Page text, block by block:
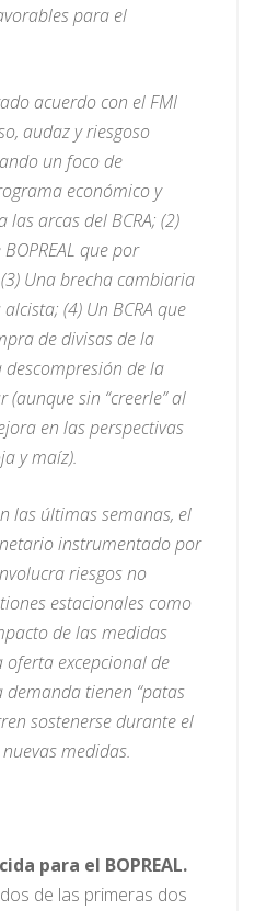
para el
acuerdo con el FMI
audaz y riesgoso
un foco de
económico y
arcas del BCRA; (2)
que por
Una brecha cambiaria
(4) Un BCRA que
de divisas de la
de la
sin “creerle” al
en las perspectivas
y maíz).
las últimas semanas, el
instrumentado por
riesgos no
estacionales como
de las medidas
excepcional de
tienen “patas
sostenerse durante el
medidas.
para el BOPREAL.
de las primeras dos